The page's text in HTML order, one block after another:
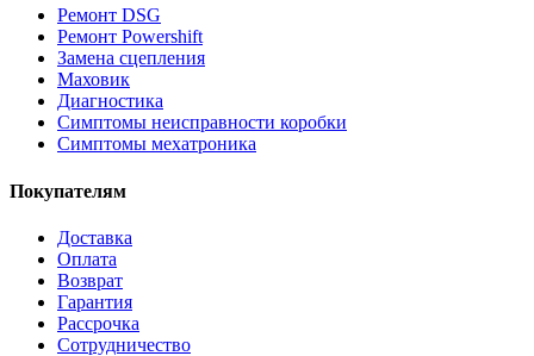
Ремонт DSG
Ремонт Powershift
Замена сцепления
Маховик
Диагностика
Симптомы неисправности коробки
Симптомы мехатроника
Покупателям
Доставка
Оплата
Возврат
Гарантия
Рассрочка
Сотрудничество